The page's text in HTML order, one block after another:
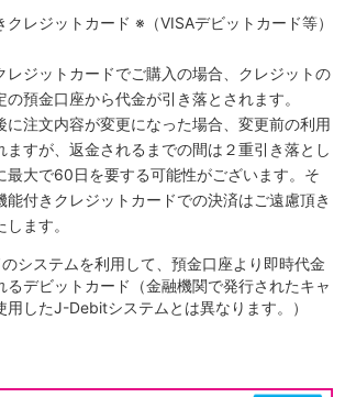
クレジットカード ※（VISAデビットカード等）
レジットカードでご購入の場合、クレジットの
預金口座から代金が引き落とされます。
に注文内容が変更になった場合、変更前の利用
ますが、返金されるまでの間は２重引き落とし
最大で60日を要する可能性がございます。そ
能付きクレジットカードでの決済はご遠慮頂き
ます。
システムを利用して、預金口座より即時代金
るデビットカード（金融機関で発行されたキャ
用したJ-Debitシステムとは異なります。）